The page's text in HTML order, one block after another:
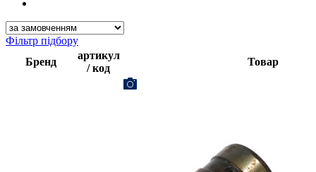
Фільтр підбору
Бренд
артикул
/ код
Товар